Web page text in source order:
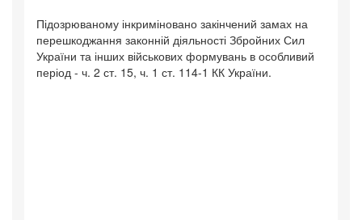
Підозрюваному інкриміновано закінчений замах на
перешкоджання законній діяльності Збройних Сил
України та інших військових формувань в особливий
період - ч. 2 ст. 15, ч. 1 ст. 114-1 КК України.